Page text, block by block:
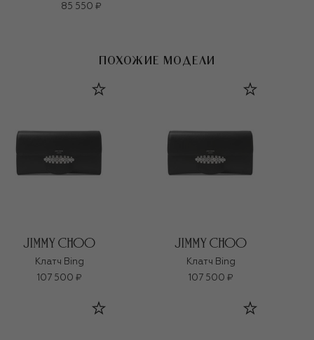
85 550 ₽
ПОХОЖИЕ МОДЕЛИ
Клатч Bing
107 500 ₽
Клатч Bing
107 500 ₽